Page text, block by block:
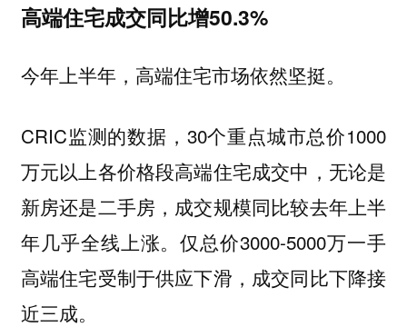
高端住宅成交同比增50.3%
今年上半年，高端住宅市场依然坚挺。
CRIC监测的数据，30个重点城市总价1000
万元以上各价格段高端住宅成交中，无论是
新房还是二手房，成交规模同比较去年上半
年几乎全线上涨。仅总价3000-5000万一手
高端住宅受制于供应下滑，成交同比下降接
近三成。